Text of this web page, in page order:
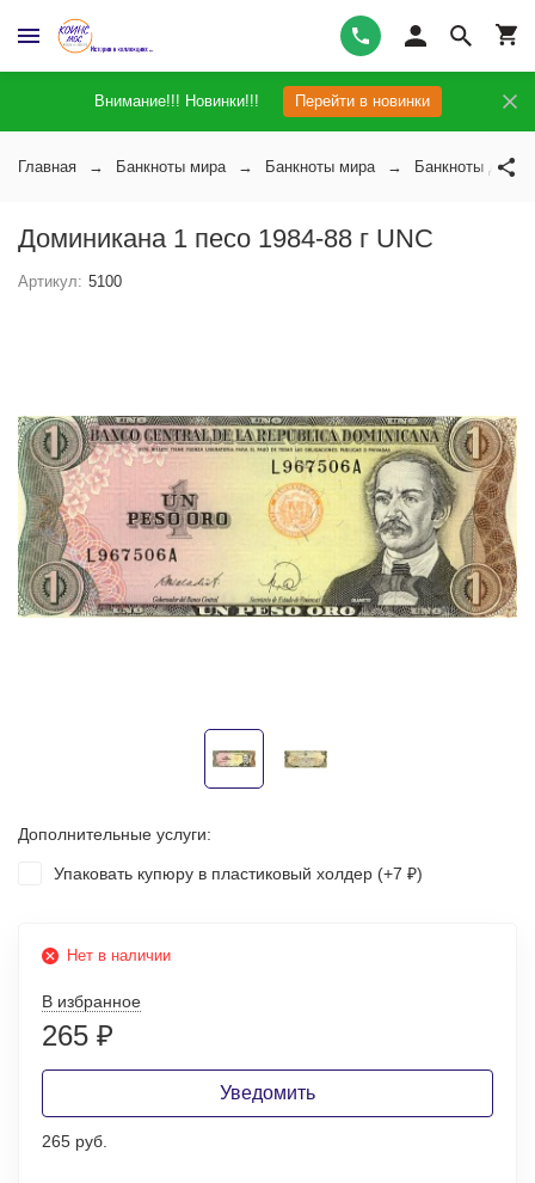
Внимание!!! Новинки!!! Перейти в новинки
Главная Банкноты мира Банкноты мира Банкноты
Доминикана 1 песо 1984-88 г UNC
Артикул: 5100
Дополнительные услуги:
Упаковать купюру в пластиковый холдер (+7 ₽)
Нет в наличии
В избранное
265 ₽
Уведомить
265 руб.